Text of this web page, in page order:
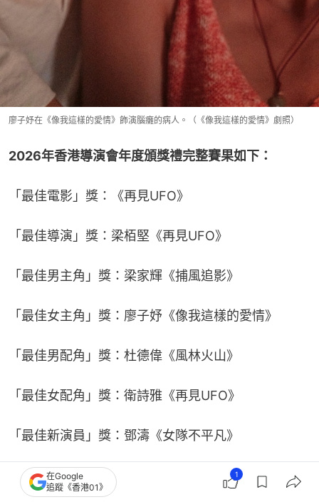
廖子妤在《像我這樣的愛情》飾演腦癱的病人。（《像我這樣的愛情》劇照）
2026年香港導演會年度頒獎禮完整賽果如下：
「最佳電影」獎：《再見UFO》
「最佳導演」獎：梁栢堅《再見UFO》
「最佳男主角」獎：梁家輝《捕風追影》
「最佳女主角」獎：廖子妤《像我這樣的愛情》
「最佳男配角」獎：杜德偉《風林火山》
「最佳女配角」獎：衛詩雅《再見UFO》
「最佳新演員」獎：鄧濤《女隊不平凡》
「新晉導演」獎：舒淇《女孩》
在Google
追蹤《香港01》
1